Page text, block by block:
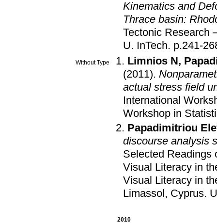
Kinematics and
Thrace basin:
Tectonic Research
U. InTech. p.241-
Without Type Limnios N,
(2011).
actual stress field
International
Workshop in
Papadimitriou
discourse analysis
Selected Readings
Visual Literacy in
Visual Literacy in
Limassol, Cyprus.
2010